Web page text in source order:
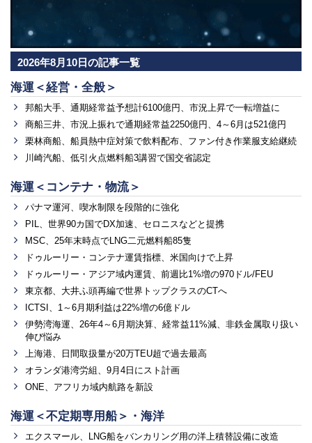
2026年8月10日の記事一覧
海運＜経営・全般＞
邦船大手、通期経常益予想計6100億円、市況上昇で一転増益に
商船三井、市況上振れで通期経常益2250億円、4～6月は521億円
栗林商船、船員熱中症対策で飲料配布、ファン付き作業服支給継続
川崎汽船、低引火点燃料船3講習で国交省認定
海運＜コンテナ・物流＞
パナマ運河、喫水制限を段階的に強化
PIL、世界90カ国でDX加速、セロニスなどと提携
MSC、25年末時点でLNG二元燃料船85隻
ドゥルーリー・コンテナ運賃指標、米国向けで上昇
ドゥルーリー・アジア域内運賃、前週比1%増の970ドル/FEU
東京都、大井ふ頭再編で世界トップクラスのCTへ
ICTSI、1～6月期利益は22%増の6億ドル
伊勢湾海運、26年4～6月期決算、経常益11%減、非鉄金属取り扱い
伸び悩み
上海港、日間取扱量が20万TEU超で過去最高
オランダ港湾労組、9月4日にスト計画
ONE、アフリカ域内航路を新設
海運＜不定期専用船＞・海洋
エクスマール、LNG船をバンカリング用の洋上積替設備に改造